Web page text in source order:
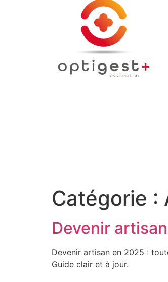
Catégorie :
Devenir
Devenir artisan en 2025 :
Guide clair et à jour.